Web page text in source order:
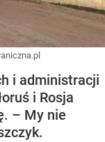
i administracji
i Rosja
– My nie